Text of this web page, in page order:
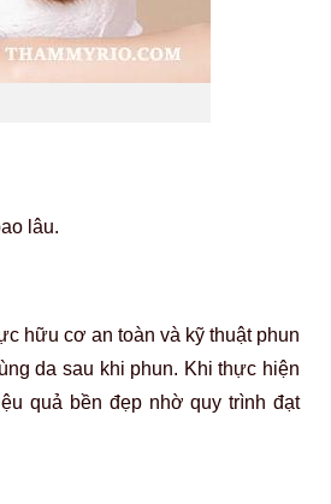
lâu.
hữu cơ an toàn và kỹ thuật phun
da sau khi phun. Khi thực hiện
quả bền đẹp nhờ quy trình đạt